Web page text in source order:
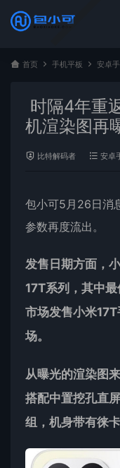
首页 手机平板 安卓
时隔4年重
机渲染图再
比特解码者 安卓
包小可5月26日消
参数再度流出。
发售日期方面，
17T系列，其中
市场发售小米
场。
从曝光的渲染图
搭配中置挖孔直
组，机身带有徕